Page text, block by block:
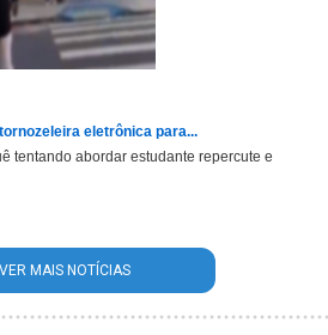
eletrônica para...
tentando abordar estudante repercute e
MAIS NOTÍCIAS